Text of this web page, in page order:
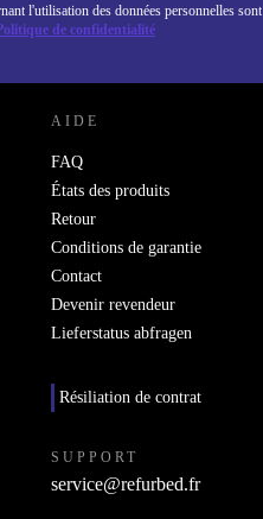
l'utilisation des données personnelles sont
de confidentialité
AIDE
FAQ
États des produits
Retour
Conditions de garantie
Contact
Devenir revendeur
Lieferstatus abfragen
Résiliation de contrat
SUPPORT
service@refurbed.fr